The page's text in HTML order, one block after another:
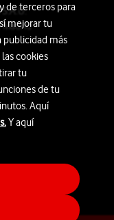
Madrid
de terceros para
mejorar tu
publicidad más
cookies
tu
de tu
Aquí
Y aquí